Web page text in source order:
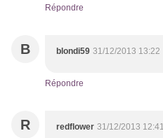
Répondre
B blondi59 31/12/2013 13:22
Répondre
R redflower 31/12/2013 12:41